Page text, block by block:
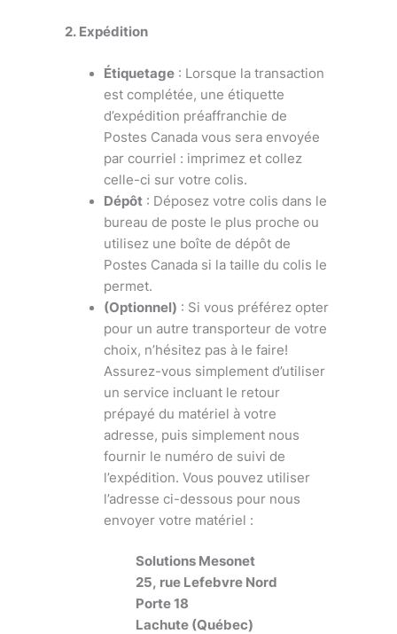
2. Expédition
Étiquetage: Lorsque la transaction
est complétée, une étiquette
d’expédition préaffranchie de
Postes Canada vous sera envoyée
par courriel : imprimez et collez
celle-ci sur votre colis.
Dépôt: Déposez votre colis dans le
bureau de poste le plus proche ou
utilisez une boîte de dépôt de
Postes Canada si la taille du colis le
permet.
(Optionnel) : Si vous préférez opter
pour un autre transporteur de votre
choix, n’hésitez pas à le faire!
Assurez-vous simplement d’utiliser
un service incluant le retour
prépayé du matériel à votre
adresse, puis simplement nous
fournir le numéro de suivi de
l’expédition. Vous pouvez utiliser
l’adresse ci-dessous pour nous
envoyer votre matériel :
Solutions Mesonet
25, rue Lefebvre Nord
Porte 18
Lachute (Québec)